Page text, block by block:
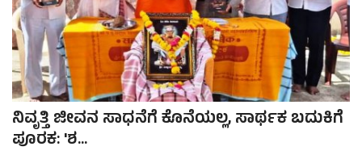
ನಿವೃತ್ತಿ ಜೀವನ ಸಾಧನೆಗೆ ಕೊನೆಯಲ್ಲ, ಸಾರ್ಥಕ ಬದುಕಿಗೆ
ಪೂರಕ: 'ಶ...